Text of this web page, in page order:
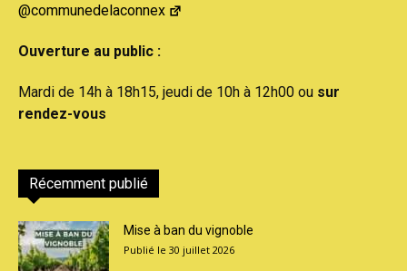
@communedelaconnex
Ouverture au public :
Mardi de 14h à 18h15, jeudi de 10h à 12h00 ou sur
rendez-vous
Récemment publié
Mise à ban du vignoble
30 juillet 2026